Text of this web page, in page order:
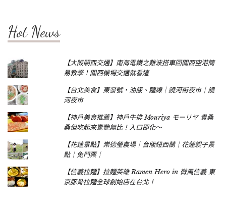
Hot News
【大阪關西交通】南海電鐵之難波搭車回關西空港簡
易教學！關西機場交通就看這
【台北美食】東發號‧油飯、麵線｜饒河街夜市｜饒
河夜市
【神戶美食推薦】神戶牛排 Mouriya モーリヤ 貴桑
桑但吃起來驚艷無比！入口即化～
【花蓮景點】崇德瑩農場｜台版紐西蘭｜花蓮親子景
點｜免門票｜
【信義拉麵】拉麵英雄 Ramen Hero in 微風信義 東
京豚骨拉麵全球創始店在台北！